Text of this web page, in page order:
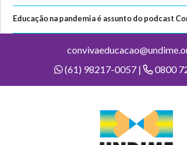
Educação na pandemia é assunto do podcast
(61) 98217-0057 |
0800